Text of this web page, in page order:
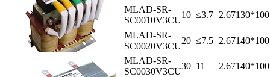
MLAD-SR-
SC0010V3CU
10 ≤3.7 2.67
MLAD-SR-
SC0020V3CU
20 ≤7.5 2.67
MLAD-SR-
SC0030V3CU
30 11 2.67